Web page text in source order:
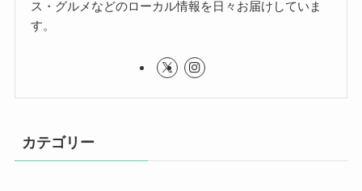
ス・グルメなどのローカル情報を日々お届けしていま
す。
カテゴリー